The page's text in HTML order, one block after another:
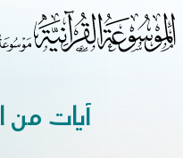
آيات من